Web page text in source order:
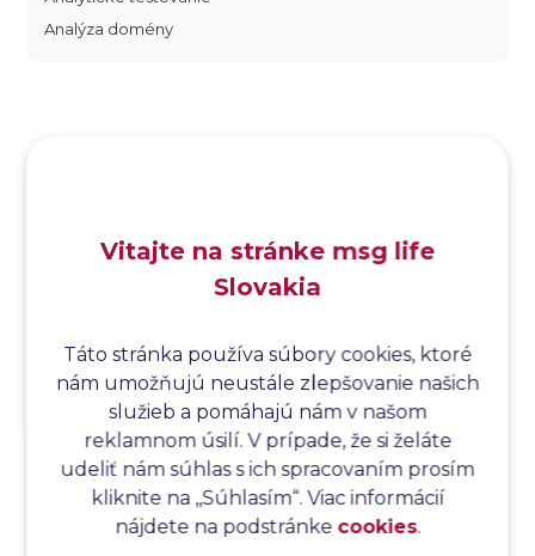
Analýza domény
Analýza príčin a následkov
Analýza spôsobu a následkov zlyhania softvéru
Analýza stromu chýb
Analýza stromu chýb softvéru
Analýza testovacieho bodu
Analýza toku riadenia
Analýza toku údajov
Vitajte na stránke msg life
Slovakia
Táto stránka používa súbory cookies, ktoré
nám umožňujú neustále zlepšovanie našich
služieb a pomáhajú nám v našom
reklamnom úsilí. V prípade, že si želáte
udeliť nám súhlas s ich spracovaním prosím
kliknite na ,,Súhlasím“. Viac informácií
nájdete na podstránke cookies.